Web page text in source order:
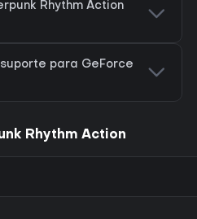
Rhythm Action
suporte para GeForce
Rhythm Action